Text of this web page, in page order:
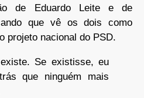
de Eduardo Leite e de
que vê os dois como
projeto nacional do PSD.
Se existisse, eu
que ninguém mais